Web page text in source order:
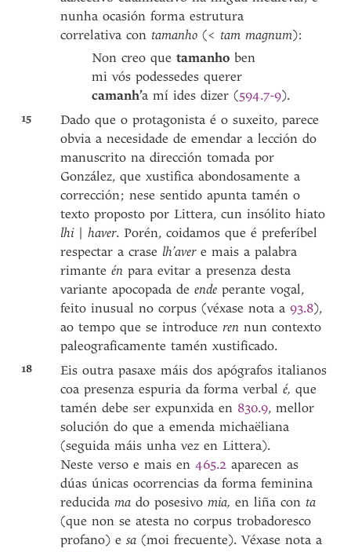
nunha ocasión forma estrutura
correlativa contamanho(<tam magnum):
Non creo quetamanho ben
mi vós podessedes querer
camanh’a mí ides dizer (594.7-9).
15
Dado que o protagonista é o suxeito, parece
obvia a necesidade de emendar a lección do
manuscrito na dirección tomada por
González, que xustifica abondosamente a
corrección; nese sentido apunta tamén o
texto proposto por Littera, cun insólito hiato
lhi |haver. Porén, coidamos que é preferíbel
respectar a crase lh’avere mais a palabra
rimanteénpara evitar a presenza desta
variante apocopada deendeperante vogal,
feito inusual no corpus (véxase nota a93.8),
ao tempo que se introduceren nun contexto
paleograficamente tamén xustificado.
18
Eis outra pasaxe máis dos apógrafos italianos
coa presenza espuria da forma verbalé, que
tamén debe ser expunxida en 830.9, mellor
solución do que a emenda michaëliana
(seguida máis unha vez en Littera).
Neste verso e mais en465.2 aparecen as
dúas únicas ocorrencias da forma feminina
reducidamado posesivomia, en liña conta
(que non se atesta no corpus trobadoresco
profano) esa(moi frecuente). Véxase nota a